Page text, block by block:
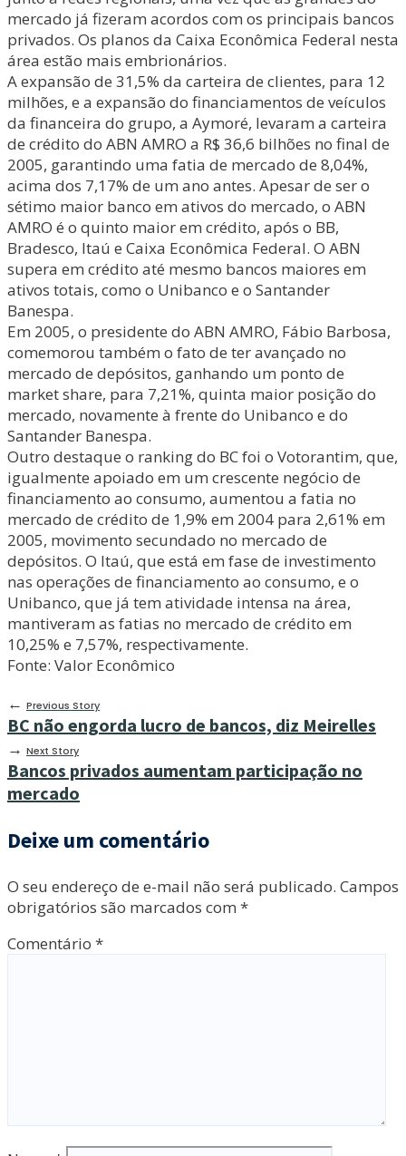
mercado já fizeram acordos com os principais bancos
privados. Os planos da Caixa Econômica Federal nesta
área estão mais embrionários.
A expansão de 31,5% da carteira de clientes, para 12
milhões, e a expansão do financiamentos de veículos
da financeira do grupo, a Aymoré, levaram a carteira
de crédito do ABN AMRO a R$ 36,6 bilhões no final de
2005, garantindo uma fatia de mercado de 8,04%,
acima dos 7,17% de um ano antes. Apesar de ser o
sétimo maior banco em ativos do mercado, o ABN
AMRO é o quinto maior em crédito, após o BB,
Bradesco, Itaú e Caixa Econômica Federal. O ABN
supera em crédito até mesmo bancos maiores em
ativos totais, como o Unibanco e o Santander
Banespa.
Em 2005, o presidente do ABN AMRO, Fábio Barbosa,
comemorou também o fato de ter avançado no
mercado de depósitos, ganhando um ponto de
market share, para 7,21%, quinta maior posição do
mercado, novamente à frente do Unibanco e do
Santander Banespa.
Outro destaque o ranking do BC foi o Votorantim, que,
igualmente apoiado em um crescente negócio de
financiamento ao consumo, aumentou a fatia no
mercado de crédito de 1,9% em 2004 para 2,61% em
2005, movimento secundado no mercado de
depósitos. O Itaú, que está em fase de investimento
nas operações de financiamento ao consumo, e o
Unibanco, que já tem atividade intensa na área,
mantiveram as fatias no mercado de crédito em
10,25% e 7,57%, respectivamente.
Fonte: Valor Econômico
← Previous Story
BC não engorda lucro de bancos, diz Meirelles
→ Next Story
Bancos privados aumentam participação no
mercado
Deixe um comentário
O seu endereço de e-mail não será publicado. Campos
obrigatórios são marcados com *
Comentário *